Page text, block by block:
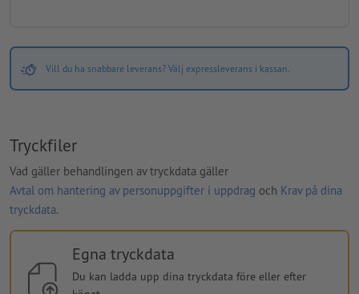
Vill du ha snabbare leverans? Välj expressleverans i kassan.
Tryckfiler
Vad gäller behandlingen av tryckdata gäller
Avtal om hantering av personuppgifter i uppdrag och Krav på dina
tryckdata.
Egna tryckdata
Du kan ladda upp dina tryckdata före eller efter